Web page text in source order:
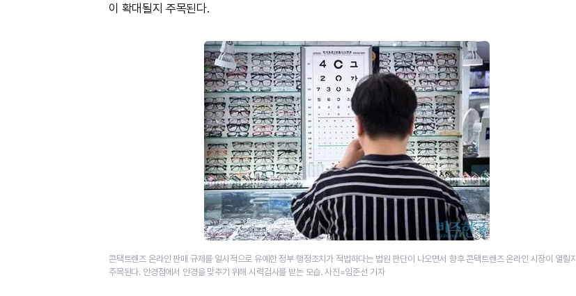
이 확대될지 주목된다.
콘택트렌즈 온라인 판매 규제를 일시적으로 유예한 정부 행정조치가 적법하다는 법원 판단이 나오면서 향후 콘택트렌즈 온라인 시장이 열릴지
주목된다. 안경점에서 안경을 맞추기 위해 시력검사를 받는 모습. 사진=임준선 기자